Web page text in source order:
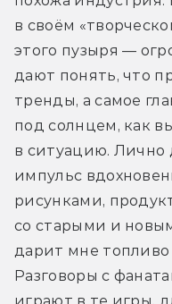
в своём
этого пузыря —
дают понять, что
тренды, а самое
под солнцем, как
в ситуацию.
импульс
рисунками,
со старыми и
дарит мне топливо
Разговоры с